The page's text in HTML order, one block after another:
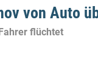
von Auto
flüchtet